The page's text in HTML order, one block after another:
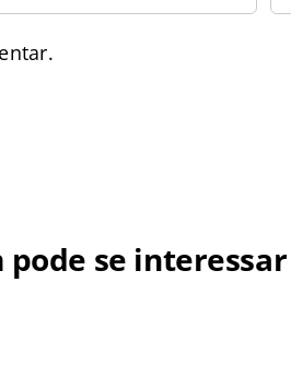
pode se interessar